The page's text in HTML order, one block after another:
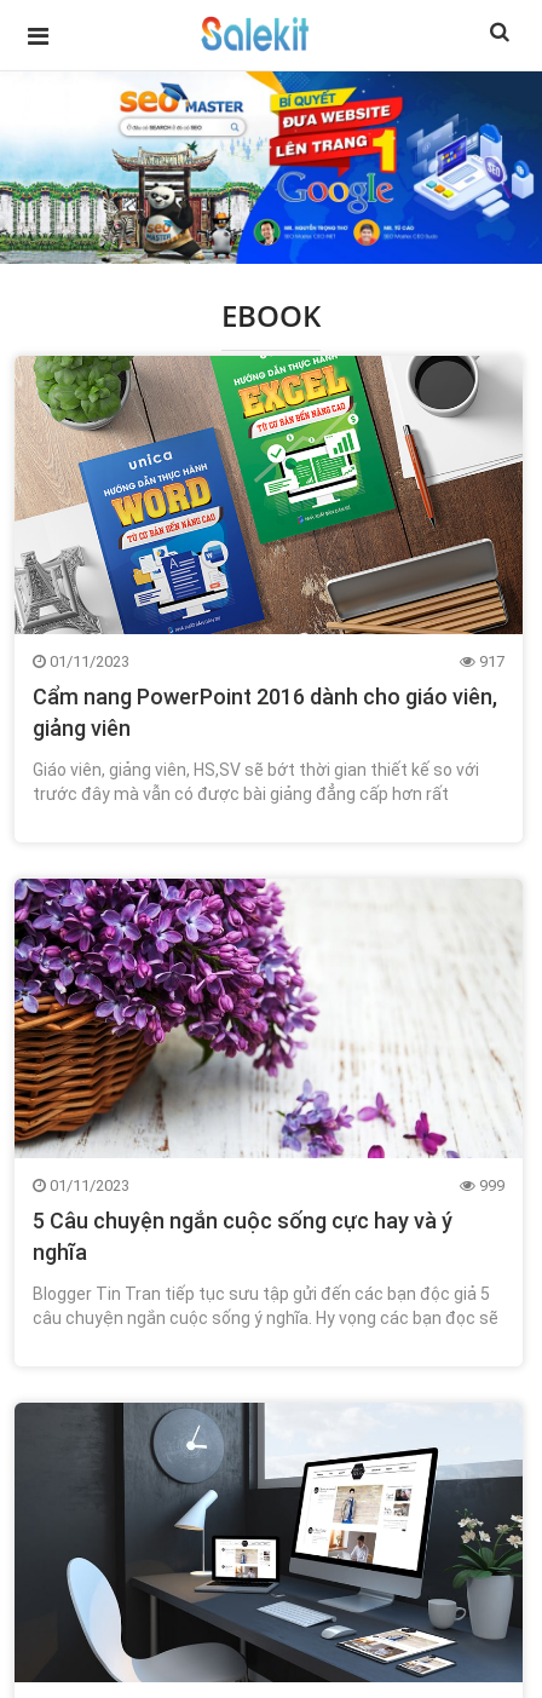
EBOOK
01/11/2023 917
Cẩm nang PowerPoint 2016 dành cho giáo viên,
giảng viên
Giáo viên, giảng viên, HS,SV sẽ bớt thời gian thiết kế so với
trước đây mà vẫn có được bài giảng đẳng cấp hơn rất
01/11/2023 999
5 Câu chuyện ngắn cuộc sống cực hay và ý
nghĩa
Blogger Tin Tran tiếp tục sưu tập gửi đến các bạn độc giả 5
câu chuyện ngắn cuộc sống ý nghĩa. Hy vọng các bạn đọc sẽ